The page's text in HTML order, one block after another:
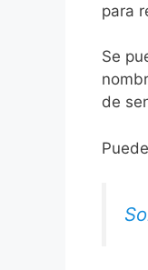
para
Se
de